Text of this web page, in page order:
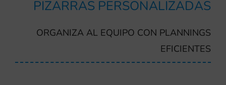
PIZARRAS PERSONALIZADAS
ORGANIZA AL EQUIPO CON PLANNINGS
EFICIENTES